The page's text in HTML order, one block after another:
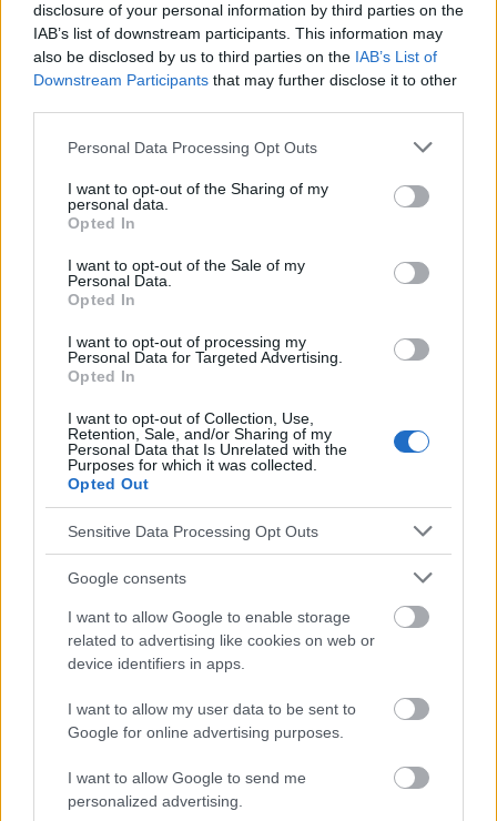
disclosure of your personal information by third parties on the
IAB’s list of downstream participants. This information may
also be disclosed by us to third parties on the IAB’s List of
Downstream Participants that may further disclose it to other
Please note that this website/app uses one or more Google
not limited to your visit or usage behaviour. You may click to
grant or deny consent to Google and its third-party tags to
use your data for below specified purposes in below Google
consent section.
Personal Data Processing Opt Outs
I want to opt-out of the Sharing of my
personal data.
Opted In
I want to opt-out of the Sale of my
Personal Data.
Opted In
I want to opt-out of processing my
Personal Data for Targeted Advertising.
Opted In
I want to opt-out of Collection, Use,
Retention, Sale, and/or Sharing of my
Personal Data that Is Unrelated with the
Purposes for which it was collected.
Opted Out
Sensitive Data Processing Opt Outs
Google consents
I want to allow Google to enable storage
related to advertising like cookies on web or
device identifiers in apps.
I want to allow my user data to be sent to
Google for online advertising purposes.
I want to allow Google to send me
personalized advertising.
RELACIONADO
Temas Alergias Antiinflamatorio
Beneficios de comer semillas Control de peso Dieta
Funciones cerebrales Grasas saludables
Proteína vegetal
Recetas con semillas Regulación del azúcar en sangre
Salud cardiaca
Sistema inmunitario Valor calorífico
français polskim
El contenido y los materiales de este sitio son de carácter
educativo e informativo. El editor y los redactores del sitio no son
los consejos y sugerencias incluidos en este sitio web consúltalo
con un médico.